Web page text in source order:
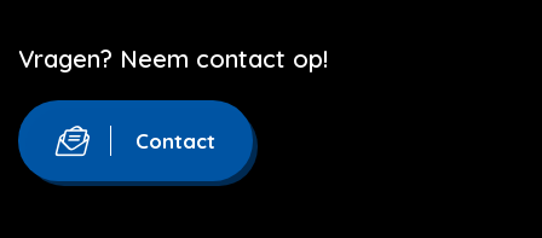
Vragen? Neem contact op!
Contact